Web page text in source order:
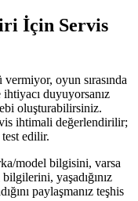
İçin Servis
vermiyor, oyun sırasında
duyuyorsanız
oluşturabilirsiniz.
ihtimali değerlendirilir;
edilir.
model bilgisini, varsa
yaşadığınız
paylaşmanız teşhis